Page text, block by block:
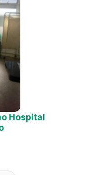
Hospital